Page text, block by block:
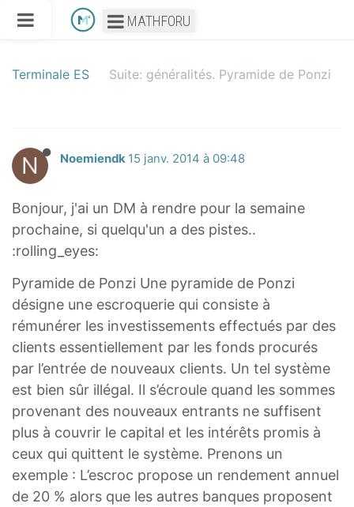
MATHFORU
Terminale ES Suite: généralités. Pyramide de Ponzi
N Noemiendk 15 janv. 2014 à 09:48
Bonjour, j'ai un DM à rendre pour la semaine
prochaine, si quelqu'un a des pistes..
:rolling_eyes:
Pyramide de Ponzi Une pyramide de Ponzi
désigne une escroquerie qui consiste à
rémunérer les investissements effectués par des
clients essentiellement par les fonds procurés
par l’entrée de nouveaux clients. Un tel système
est bien sûr illégal. Il s’écroule quand les sommes
provenant des nouveaux entrants ne suffisent
plus à couvrir le capital et les intérêts promis à
ceux qui quittent le système. Prenons un
exemple : L’escroc propose un rendement annuel
de 20 % alors que les autres banques proposent